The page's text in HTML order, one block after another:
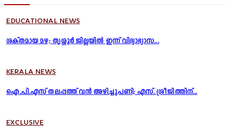
EDUCATIONAL NEWS
ശക്തമായ മഴ; തൃശ്ശൂർ ജില്ലയിൽ ഇന്ന് വിദ്യാഭ്യാസ...
KERALA NEWS
ഐ.പി.എസ് തലപ്പത്ത് വൻ അഴിച്ചുപണി; എസ്. ശ്രീജിത്തിന്...
EXCLUSIVE